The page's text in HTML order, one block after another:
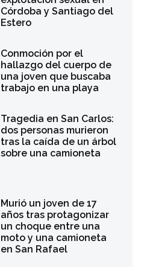
Córdoba y Santiago del
Estero
Conmoción por el
hallazgo del cuerpo de
una joven que buscaba
trabajo en una playa
Tragedia en San Carlos:
dos personas murieron
tras la caída de un árbol
sobre una camioneta
Murió un joven de 17
años tras protagonizar
un choque entre una
moto y una camioneta
en San Rafael